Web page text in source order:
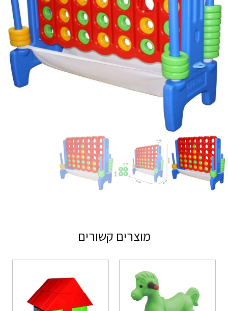
מוצרים קשורים